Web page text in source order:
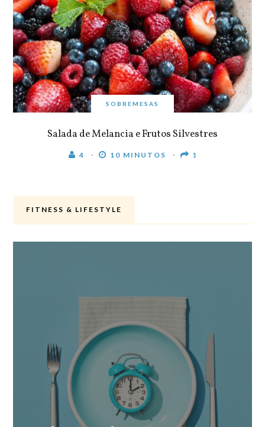
SOBREMESAS
Salada de Melancia e Frutos Silvestres
4 10 MINUTOS 1
FITNESS & LIFESTYLE